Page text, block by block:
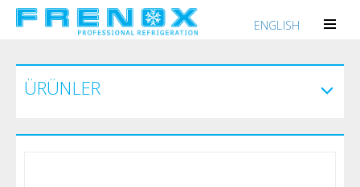
ENGLISH
ÜRÜNLER